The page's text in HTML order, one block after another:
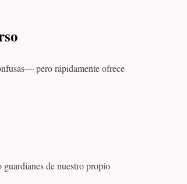
pero rápidamente ofrece
de nuestro propio